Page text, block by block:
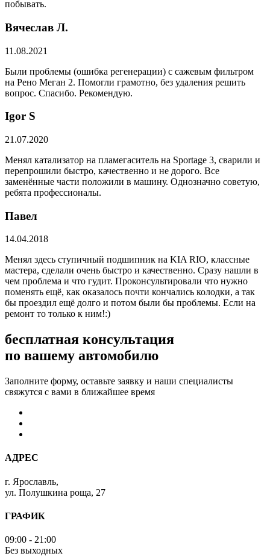
побывать.
Вячеслав Л.
11.08.2021
Были проблемы (ошибка регенерации) с сажевым фильтром
на Рено Меган 2. Помогли грамотно, без удаления решить
вопрос. Спасибо. Рекомендую.
​Igor S
21.07.2020
Менял катализатор на пламегаситель на Sportage 3, сварили и
перепрошили быстро, качественно и не дорого. Все
заменённые части положили в машину. Однозначно советую,
ребята профессионалы.
Павел
14.04.2018
Менял здесь ступичный подшипник на KIA RIO, классные
мастера, сделали очень быстро и качественно. Сразу нашли в
чем проблема и что гудит. Проконсультировали что нужно
поменять ещё, как оказалось почти кончались колодки, а так
бы проездил ещё долго и потом были бы проблемы. Если на
ремонт то только к ним!:)
бесплатная консультация
по вашему автомобилю
Заполните форму, оставьте заявку и наши специалисты
свяжутся с вами в ближайшее время
АДРЕС
г. Ярославль,
ул. Полушкина роща, 27
ГРАФИК
09:00 - 21:00
Без выходных